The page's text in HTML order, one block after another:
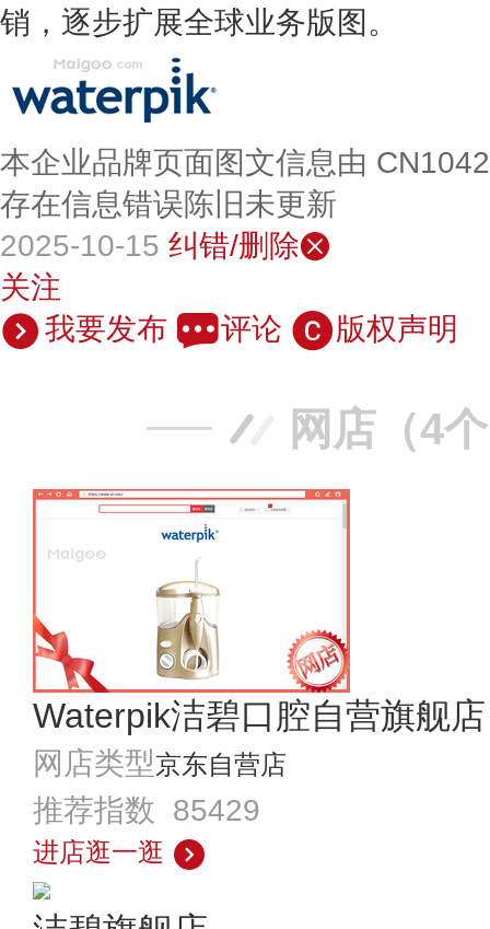
销，逐步扩展全球业务版图。
本企业品牌页面图文信息由
存在信息错误陈旧未更新
2025-10-15 纠错/删除
关注
我要发布
评论 版权声明
网店（4
Waterpik洁碧口腔自营旗舰店
网店类型京东自营店
推荐指数 85429
进店逛一逛